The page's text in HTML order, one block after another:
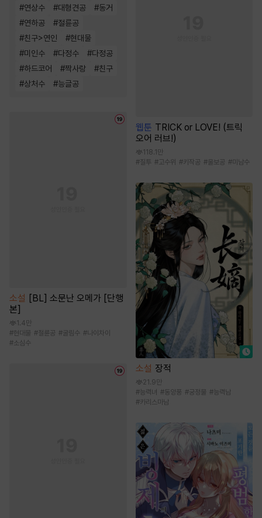
#연상수 #대형견공 #동거
#연하공 #절륜공
#친구>연인 #현대물
#미인수 #다정수 #다정공
#하드코어 #짝사랑 #친구
#상처수 #능글공
소설 [BL] 소문난 오메가 [단행
본]
1.4만
#현대물 #절륜공 #굴림수 #나이차이
#소심수
웹툰 TRICK or LOVE! (트릭
오어 러브!)
118.1만
#질투 #고수위 #키작공 #울보공 #미남수
소설 장적
21.9만
#능력녀 #동양풍 #궁정물 #능력남
#카리스마남